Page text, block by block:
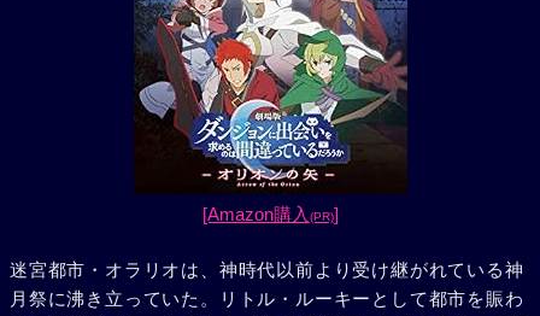
[Amazon購入 (PR)]
迷宮都市・オラリオは、神時代以前より受け継がれている神
月祭に沸き立っていた。リトル・ルーキーとして都市を賑わ